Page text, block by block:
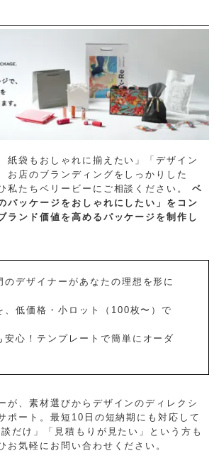
紙袋もおしゃれに揃えたい」「デザイン
お店のブランディングをしっかりした
私たちベリービーにご相談ください。
ベ
パッケージをおしゃれにしたい」をコン
ランド価値を高めるパッケージを制作し
のデザイナーがあなたの理想を形に
、低価格・小ロット（100枚〜）で
安心！テンプレートで簡単にオーダ
が、素材選びからデザインのディレクシ
ポート。最短10日の短納期にも対応して
だけ」「見積もりが見たい」という方も
お気軽にお問い合わせください。